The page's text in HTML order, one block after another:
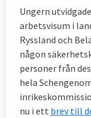
Ungern
arbetsvisum i
Ryssland och
någon
personer från
hela
nu i ett brev till